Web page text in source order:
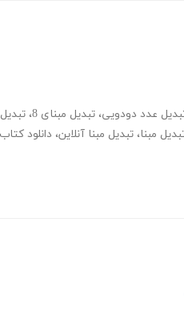
عدد دودویی، تبدیل مبنای 8 ،
مبنا، تبدیل مبنا آنلاین، دانلود